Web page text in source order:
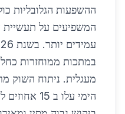
ההשפעות הגלובליות
המשפיעים על תעשיית
במתכות ממוחזרות
מעגלית. ניתוח השוק
הימי עלו ב